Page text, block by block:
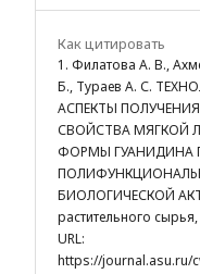
Как цитировать
1. Филатова А. В.,
Б., Тураев А. С.
АСПЕКТЫ
СВОЙСТВА МЯГКОЙ
ФОРМЫ ГУАНИДИНА
БИОЛОГИЧЕСКОЙ
растительного
URL:
https://journal.asu.ru/